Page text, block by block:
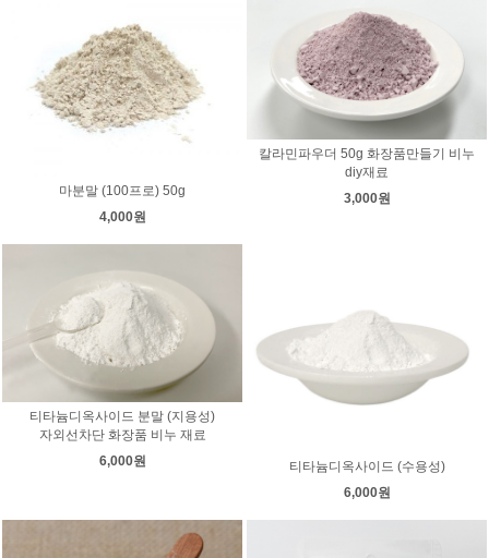
마분말 (100프로) 50g
4,000원
칼라민파우더 50g 화장품만들기 비누
diy재료
3,000원
티타늄디옥사이드 분말 (지용성)
자외선차단 화장품 비누 재료
6,000원
티타늄디옥사이드 (수용성)
6,000원